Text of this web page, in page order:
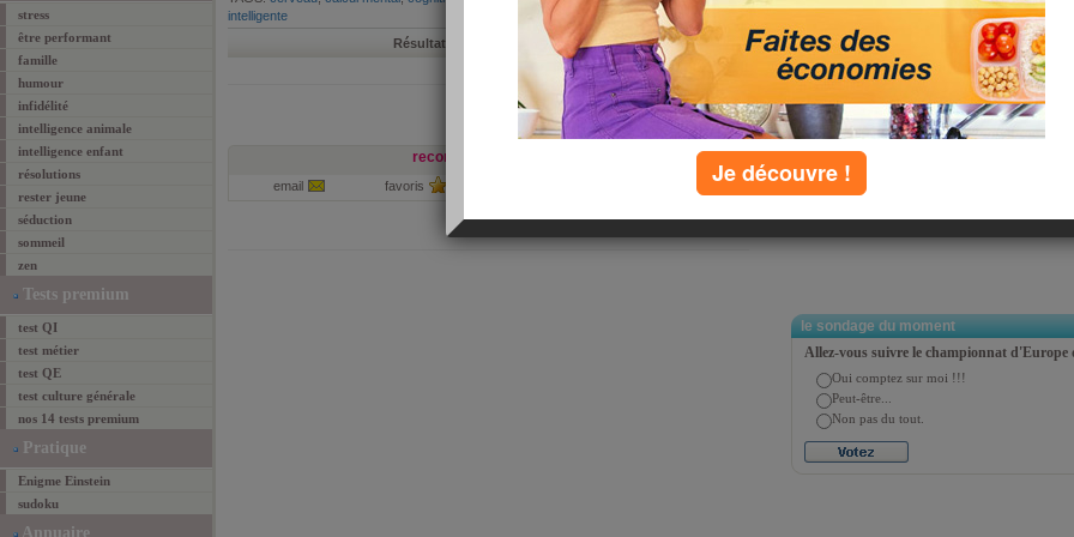
stress
être performant
famille
humour
infidélité
intelligence animale
intelligence enfant
résolutions
rester jeune
séduction
sommeil
zen
Tests premium
test QI
test métier
test QE
test culture générale
nos 14 tests premium
Pratique
Enigme Einstein
sudoku
Annuaire
intelligente
Résultats 1-1 de 1
premiera | précédent | suivant | dernier
recommander cette page :
email favoris
le sondage du moment
Allez-vous suivre le championnat d'Europe
Oui comptez sur moi !!!
Peut-être...
Non pas du tout.
Je découvre !